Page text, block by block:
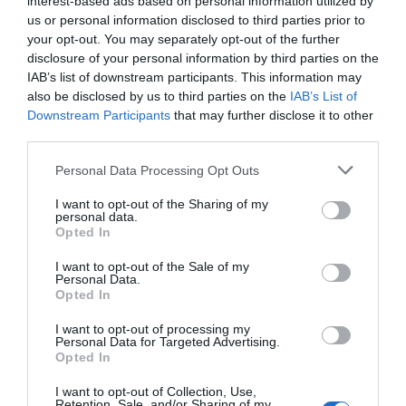
us or personal information disclosed to third parties prior to
your opt-out. You may separately opt-out of the further
disclosure of your personal information by third parties on the
IAB’s list of downstream participants. This information may
also be disclosed by us to third parties on the IAB’s List of
Downstream Participants that may further disclose it to other
Personal Data Processing Opt Outs
I want to opt-out of the Sharing of my
personal data.
Opted In
I want to opt-out of the Sale of my
Personal Data.
Opted In
I want to opt-out of processing my
Personal Data for Targeted Advertising.
Opted In
I want to opt-out of Collection, Use,
Metálicasamb l’objectiu de fabricar components
per a la construcció de piscines. Aquesta
iniciativa va ser la llavor de Fluidra, la
multinacional catalana que, segons va
confirmar en un comunicat, va tancar els nou
primers mesos de 2024 amb uns ingressos de
1.637 milions d’euros.
Un dels moments clau en l’evolució de l’empresa
va ser el canvi de nom. Després d’anomenar-se
Aquaria, el 2002, sota el lideratge d’Eloi Planes (fill
de Joan Planes, un dels fundadors) i amb
el 20% del capital social, l’empresa va adoptar el
nom definitiu de Fluidra. Un altre pas decisiu va
ser el suport del Banc Sabadell per aconseguir la